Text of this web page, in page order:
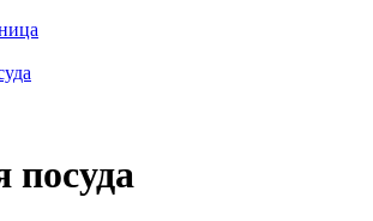
посуда